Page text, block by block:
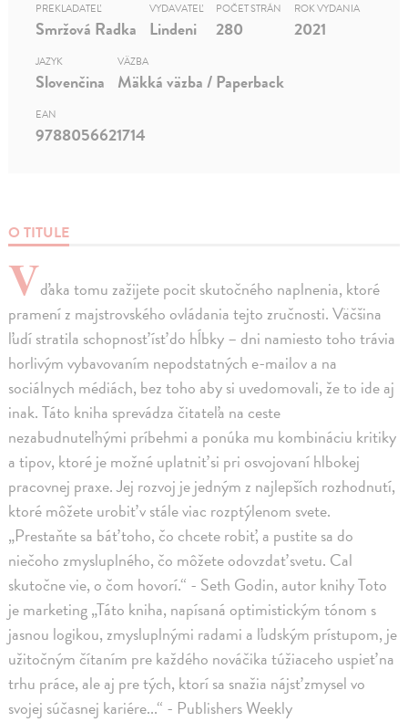
O TITULE
Vďaka tomu zažijete pocit skutočného naplnenia, ktoré
pramení z majstrovského ovládania tejto zručnosti. Väčšina
ľudí stratila schopnosť ísť do hĺbky – dni namiesto toho trávia
horlivým vybavovaním nepodstatných e-mailov a na
sociálnych médiách, bez toho aby si uvedomovali, že to ide aj
inak. Táto kniha sprevádza čitateľa na ceste
nezabudnuteľnými príbehmi a ponúka mu kombináciu kritiky
a tipov, ktoré je možné uplatniť si pri osvojovaní hlbokej
pracovnej praxe. Jej rozvoj je jedným z najlepších rozhodnutí,
ktoré môžete urobiť v stále viac rozptýlenom svete.
„Prestaňte sa báť toho, čo chcete robiť, a pustite sa do
niečoho zmysluplného, čo môžete odovzdať svetu. Cal
skutočne vie, o čom hovorí.“ - Seth Godin, autor knihy Toto
je marketing „Táto kniha, napísaná optimistickým tónom s
jasnou logikou, zmysluplnými radami a ľudským prístupom, je
užitočným čítaním pre každého nováčika túžiaceho uspieť na
trhu práce, ale aj pre tých, ktorí sa snažia nájsť zmysel vo
svojej súčasnej kariére...“ - Publishers Weekly
PREKLADATEĽ
Smržová Radka
VYDAVATEĽ
Lindeni
POČET STRÁN
280
ROK VYDANIA
2021
JAZYK
Slovenčina
VÄZBA
Mäkká väzba / Paperback
EAN
9788056621714